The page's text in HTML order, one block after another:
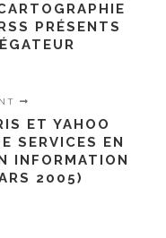
PRÉSENTS
ET YAHOO
SERVICES EN
INFORMATION
2005)